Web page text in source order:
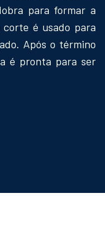
para formar a
é usado para
Após o término
é pronta para ser